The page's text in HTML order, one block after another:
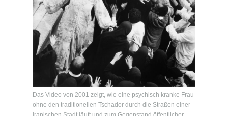
Das Video von 2001 zeigt, wie eine psychisch kranke Frau
ohne den traditionellen Tschador durch die Straßen einer